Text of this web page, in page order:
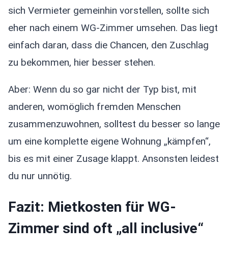
sich Vermieter gemeinhin vorstellen, sollte sich
eher nach einem WG-Zimmer umsehen. Das liegt
einfach daran, dass die Chancen, den Zuschlag
zu bekommen, hier besser stehen.
Aber: Wenn du so gar nicht der Typ bist, mit
anderen, womöglich fremden Menschen
zusammenzuwohnen, solltest du besser so lange
um eine komplette eigene Wohnung „kämpfen“,
bis es mit einer Zusage klappt. Ansonsten leidest
du nur unnötig.
Fazit: Mietkosten für WG-
Zimmer sind oft „all inclusive“